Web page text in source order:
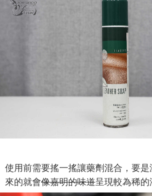
使用前需要搖一搖讓藥劑混合，要是
來的就會像嘉明的味道呈現較為稀的